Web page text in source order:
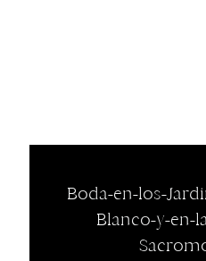
Boda-en-los-
Blanco-y-en-